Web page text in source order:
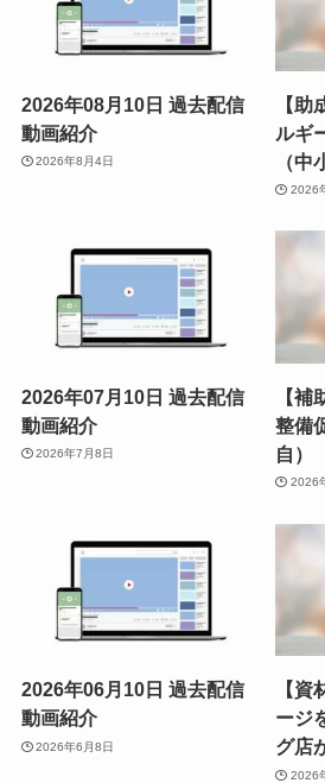
2026年08月10日 過去配信
動画紹介
2026年8月4日
【
ルギ
（中
2026
2026年07月10日 過去配信
動画紹介
2026年7月8日
【
整備
自）
2026
2026年06月10日 過去配信
動画紹介
2026年6月8日
【
ージ
グ店
2026